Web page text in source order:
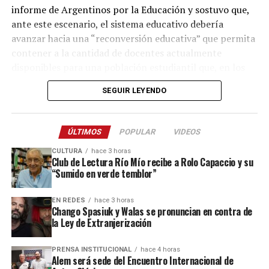
leche, carne y biogás a partir del estiércol para generar
energía que luego se inyecta a la red eléctrica.
“Todo está automatizado: la alimentación, el ordeñe, la
animales. Cuatro personas manejan toda la explotación.
Para nosotros fue una experiencia impresionante”,
Además de las clases teóricas, los jóvenes ya
comenzaron a manejar tractores y trabajar
directamente en el campo, realizando tareas de arado y
preparación de suelos.
Para Skölfman, que habitualmente se desempeña en
diseño y planificación, la experiencia tiene un valor
especial:
“Una cosa es diseñar una máquina en la computadora y
informe de Argentinos por la Educación y sostuvo que,
ante este escenario, el sistema educativo debería
avanzar hacia una “reconversión educativa” que permita
contener a la cantidad de docentes actualmente
próximos años, será considerablemente menor.
SEGUIR LEYENDO
ÚLTIMOS POPULAR VIDEOS
CULTURA hace 3 horas
Club de Lectura Río Mío recibe a Rolo Capaccio y su
“Sumido en verde temblor”
EN REDES hace 3 horas
Chango Spasiuk y Walas se pronuncian en contra de
la Ley de Extranjerización
PRENSA INSTITUCIONAL hace 4 horas
Alem será sede del Encuentro Internacional de